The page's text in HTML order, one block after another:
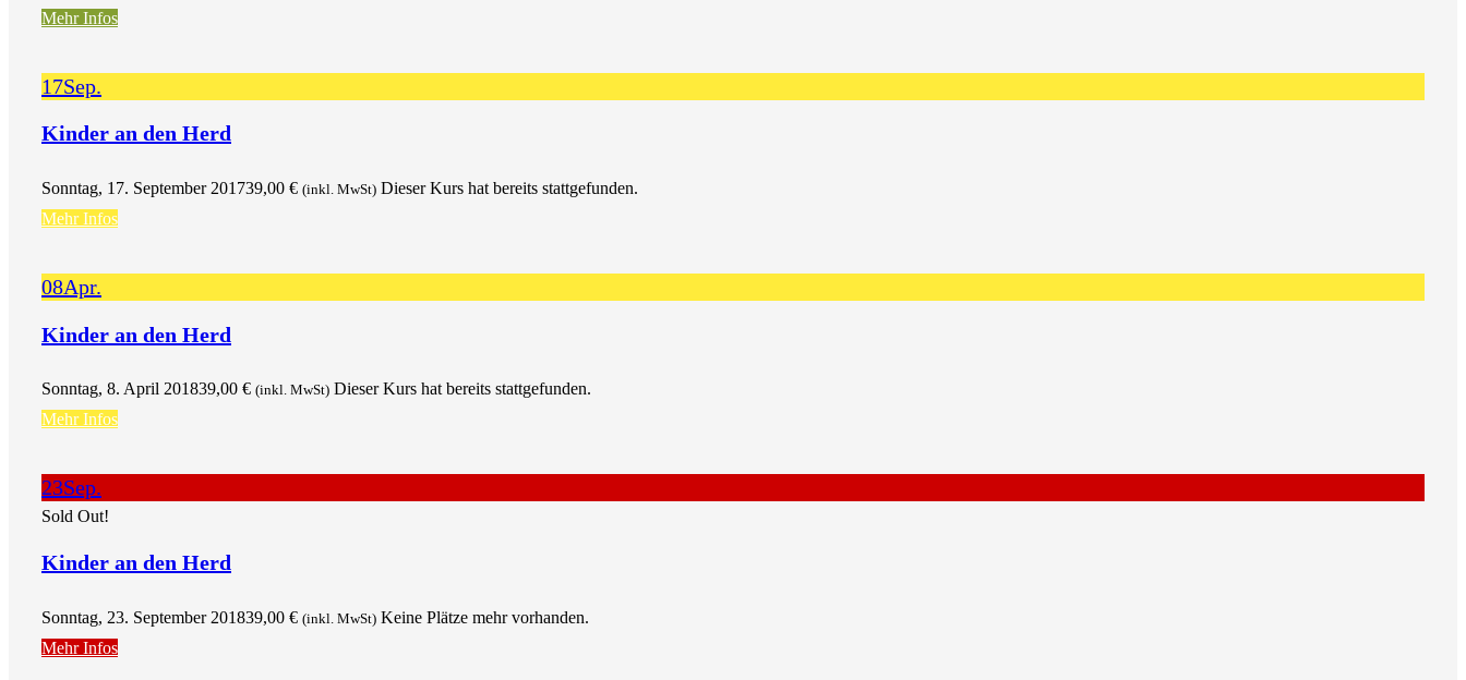
Mehr Infos
17Sep.
Kinder an den Herd
Sonntag, 17. September 201739,00 € (inkl. MwSt) Dieser Kurs hat bereits stattgefunden.
Mehr Infos
08Apr.
Kinder an den Herd
Sonntag, 8. April 201839,00 € (inkl. MwSt) Dieser Kurs hat bereits stattgefunden.
Mehr Infos
23Sep.
Sold Out!
Kinder an den Herd
Sonntag, 23. September 201839,00 € (inkl. MwSt) Keine Plätze mehr vorhanden.
Mehr Infos